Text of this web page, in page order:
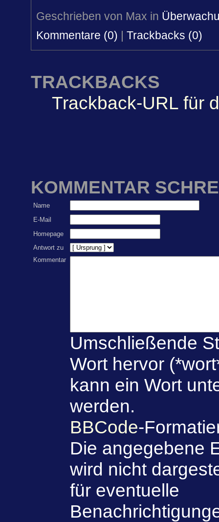
Geschrieben von Max in
Kommentare (0) | Trackbacks (0)
TRACKBACKS
Trackback-URL für
KOMMENTAR
Name
E-Mail
Homepage
Antwort zu
Kommentar
Umschließende
Wort hervor
kann ein Wort
werden.
BBCode-
Die angegebene
wird nicht
für eventuelle